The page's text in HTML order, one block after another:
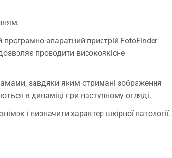
програмно-апаратний пристрій FotoFinder
проводити високоякісне
завдяки яким отримані зображення
в динаміці при наступному огляді.
і визначити характер шкірної патології.